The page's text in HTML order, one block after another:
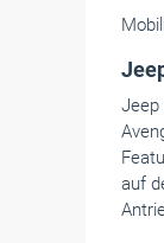
Jeep
auf